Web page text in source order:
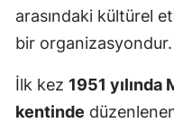
arasındaki kültürel
bir organizasyondur.
İlk kez 1951 yılında
kentinde